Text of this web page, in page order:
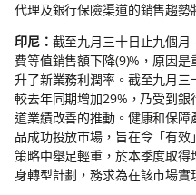
代理及銀行保險渠道的銷售趨勢
印尼： 截至九月三十日止九個
費等值銷售額下降(9)%，原因
升了新業務利潤率。截至九月
較去年同期增加29%，乃受到
道業績改善的推動。健康和保
品成功投放市場，旨在令「有
策略中舉足輕重，於本季度取
身轉型計劃，務求為在該市場實